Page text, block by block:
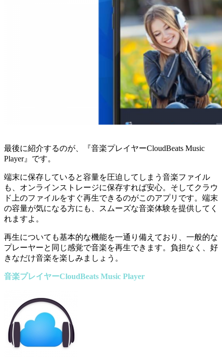
最後に紹介するのが、『音楽プレイヤーCloudBeats Music
Player』です。
端末に保存していると容量を圧迫してしまう音楽ファイル
も、オンラインストレージに保存すれば安心。そしてクラウ
ド上のファイルをすぐ再生できるのがこのアプリです。端末
の容量が気になる方にも、スムーズな音楽体験を提供してく
れますよ。
再生についても基本的な機能を一通り備えており、一般的な
プレーヤーと同じ感覚で音楽を再生できます。負担なく、好
きなだけ音楽を楽しみましょう。
音楽プレイヤーCloudBeats Music Player